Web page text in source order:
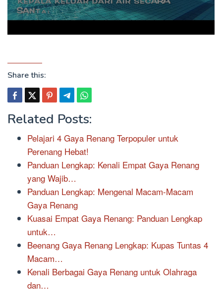
Share this:
Related Posts:
Pelajari 4 Gaya Renang Terpopuler untuk
Perenang Hebat!
Panduan Lengkap: Kenali Empat Gaya Renang
yang Wajib…
Panduan Lengkap: Mengenal Macam-Macam
Gaya Renang
Kuasai Empat Gaya Renang: Panduan Lengkap
untuk…
Beenang Gaya Renang Lengkap: Kupas Tuntas 4
Macam…
Kenali Berbagai Gaya Renang untuk Olahraga
dan…